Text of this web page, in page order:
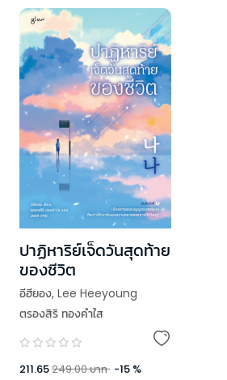
ปาฏิหาริย์เจ็ดวันสุดท้าย
ของชีวิต
อีฮียอง, Lee Heeyoung
ตรองสิริ ทองคำใส
211.65249.00บาท -15 %